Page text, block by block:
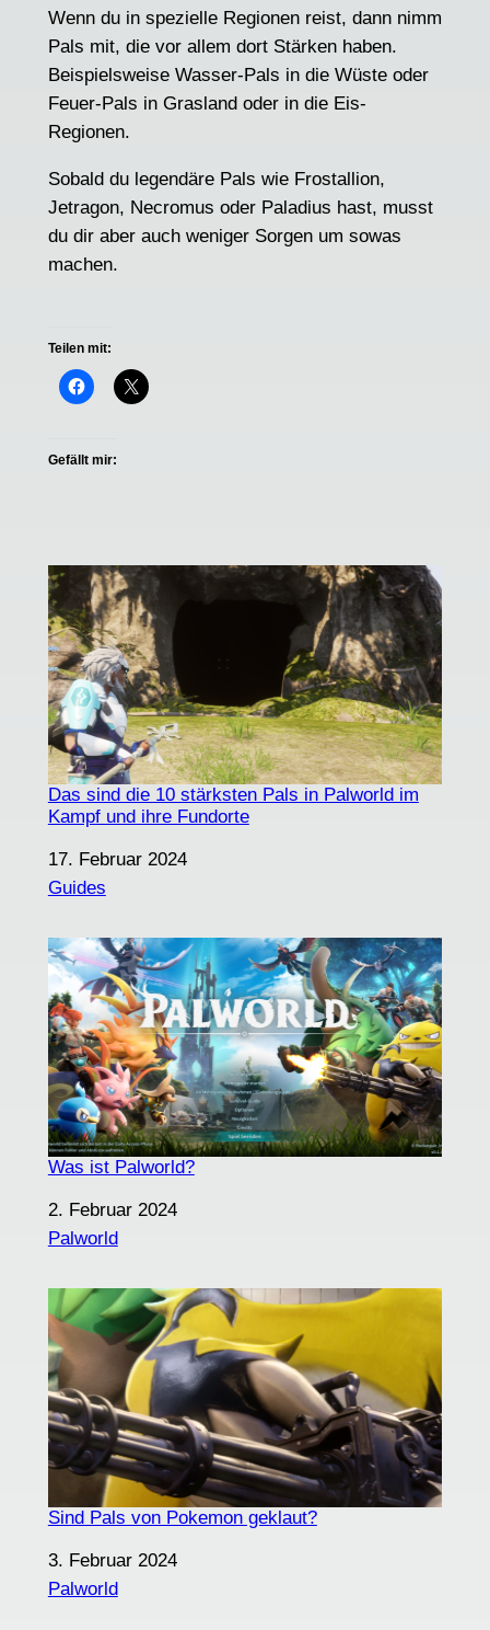
Wenn du in spezielle Regionen reist, dann nimm
Pals mit, die vor allem dort Stärken haben.
Beispielsweise Wasser-Pals in die Wüste oder
Feuer-Pals in Grasland oder in die Eis-
Regionen.
Sobald du legendäre Pals wie Frostallion,
Jetragon, Necromus oder Paladius hast, musst
du dir aber auch weniger Sorgen um sowas
machen.
Teilen mit:
Gefällt mir:
Das sind die 10 stärksten Pals in Palworld im
Kampf und ihre Fundorte
Datum
17. Februar 2024
In Bezug auf
Guides
Was ist Palworld?
Datum
2. Februar 2024
In Bezug auf
Palworld
Sind Pals von Pokemon geklaut?
Datum
3. Februar 2024
In Bezug auf
Palworld